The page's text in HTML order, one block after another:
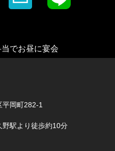
でお昼に宴会
平岡町282-1
野駅より徒歩約10分